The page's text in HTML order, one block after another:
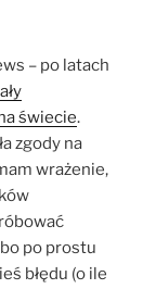
– po latach
świecie.
zgody na
wrażenie,
po prostu
błędu (o ile